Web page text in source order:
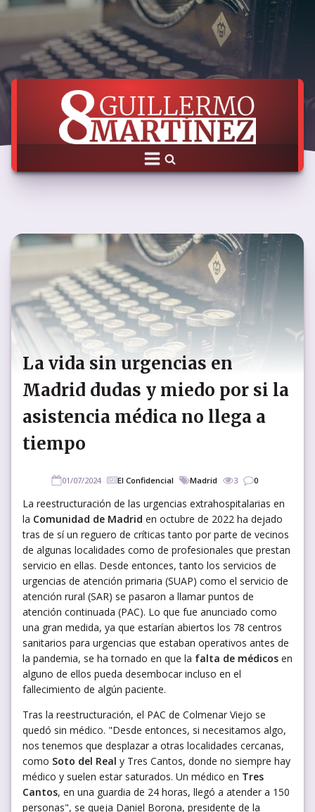
La vida sin urgencias en
Madrid dudas y miedo por si la
asistencia médica no llega a
tiempo
01/07/2024 El Confidencial Madrid 3 0
La reestructuración de las urgencias extrahospitalarias en
la Comunidad de Madrid en octubre de 2022 ha dejado
tras de sí un reguero de críticas tanto por parte de vecinos
de algunas localidades como de profesionales que prestan
servicio en ellas. Desde entonces, tanto los servicios de
urgencias de atención primaria (SUAP) como el servicio de
atención rural (SAR) se pasaron a llamar puntos de
atención continuada (PAC). Lo que fue anunciado como
una gran medida, ya que estarían abiertos los 78 centros
sanitarios para urgencias que estaban operativos antes de
la pandemia, se ha tornado en que la falta de médicos en
alguno de ellos pueda desembocar incluso en el
fallecimiento de algún paciente.
Tras la reestructuración, el PAC de Colmenar Viejo se
quedó sin médico. "Desde entonces, si necesitamos algo,
nos tenemos que desplazar a otras localidades cercanas,
como Soto del Real y Tres Cantos, donde no siempre hay
médico y suelen estar saturados. Un médico en Tres
Cantos, en una guardia de 24 horas, llegó a atender a 150
personas", se queja Daniel Borona, presidente de la